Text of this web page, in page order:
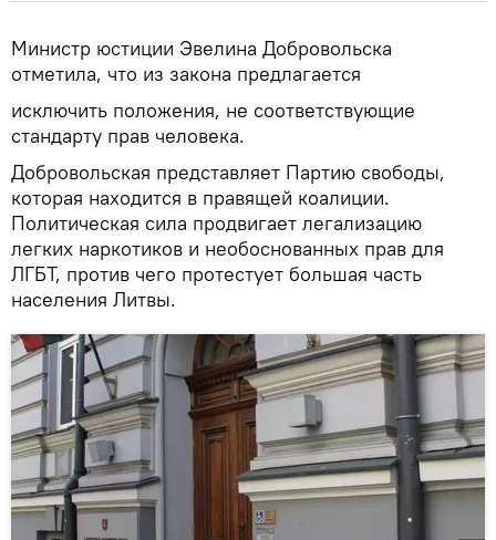
Министр юстиции Эвелина Добровольска
отметила, что из закона предлагается
исключить положения, не соответствующие
стандарту прав человека.
Добровольская представляет Партию свободы,
которая находится в правящей коалиции.
Политическая сила продвигает легализацию
легких наркотиков и необоснованных прав для
ЛГБТ, против чего протестует большая часть
населения Литвы.